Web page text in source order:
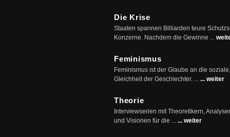
Die Krise
Staaten spannen Billiarden teure
Konzerne. Nachdem die Gewinne ...
Feminismus
Feminismus ist der Glaube an die
Gleichheit der Geschlechter. ... ... weiter
Theorie
Interviewserien mit Theoretikern,
und Visionen für die ... ... weiter